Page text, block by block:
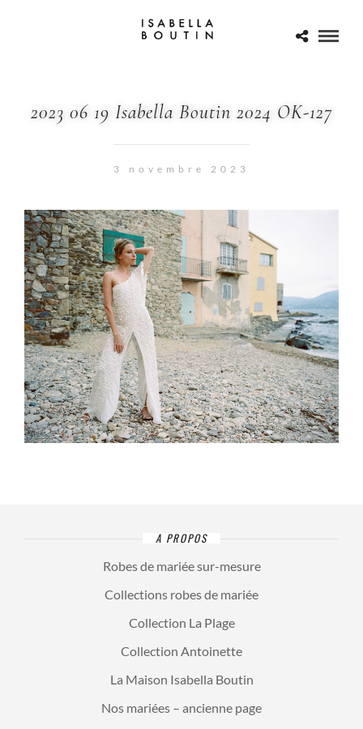
2023 06 19 Isabella Boutin 2024 OK-127
3 novembre 2023
A PROPOS
Robes de mariée sur-mesure
Collections robes de mariée
Collection La Plage
Collection Antoinette
La Maison Isabella Boutin
Nos mariées – ancienne page